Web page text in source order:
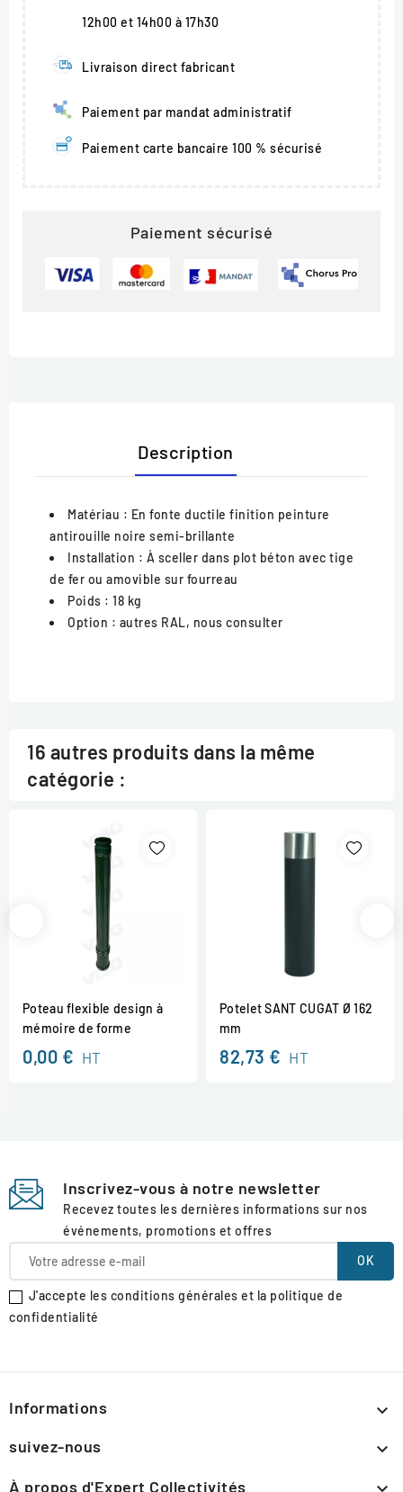
12h00 et 14h00 à 17h30
Livraison direct fabricant
Paiement par mandat administratif
Paiement carte bancaire 100 % sécurisé
Paiement sécurisé
Description
Matériau : En fonte ductile finition peinture
antirouille noire semi-brillante
Installation : À sceller dans plot béton avec tige
de fer ou amovible sur fourreau
Poids : 18 kg
Option : autres RAL, nous consulter
16 autres produits dans la même
catégorie :
Poteau flexible design à
mémoire de forme
0,00 € HT
Potelet SANT CUGAT Ø 162
mm
82,73 € HT
Inscrivez-vous à notre newsletter
Recevez toutes les dernières informations sur nos
événements, promotions et offres
J'accepte les conditions générales et la politique de
confidentialité
Informations 
suivez-nous 
À propos d'Expert Collectivités